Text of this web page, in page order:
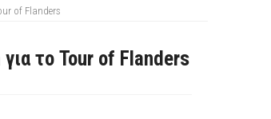
of Flanders
το Tour of Flanders